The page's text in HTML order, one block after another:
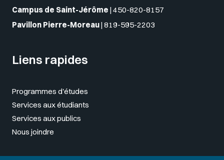
Campus de Saint-Jérôme | 450-820-8157
Pavillon Pierre-Moreau| 819-595-2203
Liens rapides
Programmes d'études
Services aux étudiants
Services aux publics
Nous joindre